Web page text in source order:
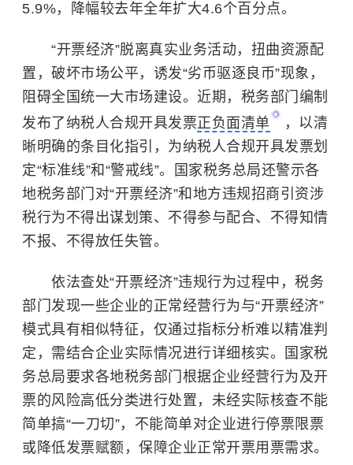
5.9%，降幅较去年全年扩大4.6个百分点。
“开票经济”脱离真实业务活动，扭曲资源配
置，破坏市场公平，诱发“劣币驱逐良币”现象，
阻碍全国统一大市场建设。近期，税务部门编制
发布了纳税人合规开具发票正负面清单
，以清
晰明确的条目化指引，为纳税人合规开具发票划
定“标准线”和“警戒线”。国家税务总局还警示各
地税务部门对“开票经济”和地方违规招商引资涉
税行为不得出谋划策、不得参与配合、不得知情
不报、不得放任失管。
依法查处“开票经济”违规行为过程中，税务
部门发现一些企业的正常经营行为与“开票经济”
模式具有相似特征，仅通过指标分析难以精准判
定，需结合企业实际情况进行详细核实。国家税
务总局要求各地税务部门根据企业经营行为及开
票的风险高低分类进行处置，未经实际核查不能
简单搞“一刀切”，不能简单对企业进行停票限票
或降低发票赋额，保障企业正常开票用票需求。